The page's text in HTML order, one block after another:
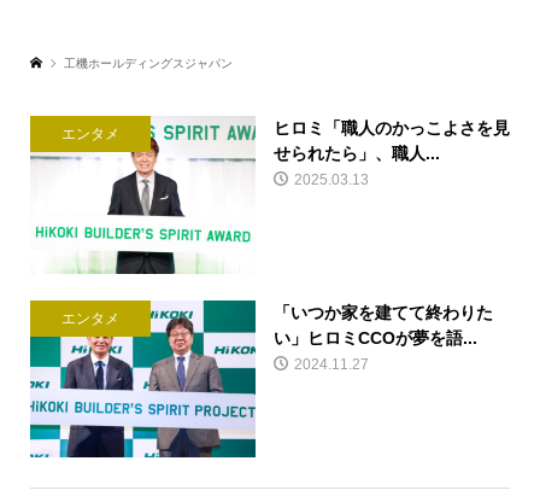
工機ホールディングスジャパン
エンタメ
ヒロミ「職人のかっこよさを見
せられたら」、職人...
2025.03.13
エンタメ
「いつか家を建てて終わりた
い」ヒロミCCOが夢を語...
2024.11.27